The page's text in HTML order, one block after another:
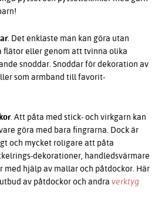
. Det enklaste man kan göra utan
flätor eller genom att tvinna olika
snoddar. Snoddar för dekoration av
som armband till favorit-
. Att påta med stick- och virkgarn kan
göra med bara fingrarna. Dock är
och mycket roligare att påta
dekorationer, handledsvärmare
med hjälp av mallar och påtdockor. Här
av påtdockor och andra verktyg